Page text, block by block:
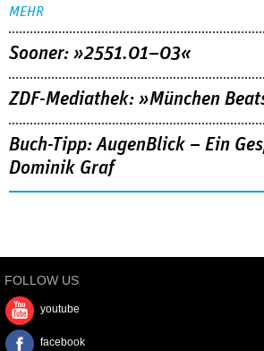
MEHR
Sooner: »2551.01–03«
ZDF-Mediathek: »München
Buch-Tipp: AugenBlick – Ein
Dominik Graf
FOLLOW US
youtube
facebook